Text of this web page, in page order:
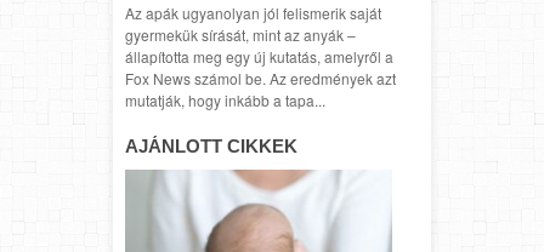
Az apák ugyanolyan jól felismerik saját
gyermekük sírását, mint az anyák –
állapította meg egy új kutatás, amelyről a
Fox News számol be. Az eredmények azt
mutatják, hogy inkább a tapa...
AJÁNLOTT CIKKEK